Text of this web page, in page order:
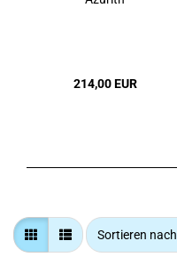
214,00 EUR
Sortieren nach
Sortieren nach